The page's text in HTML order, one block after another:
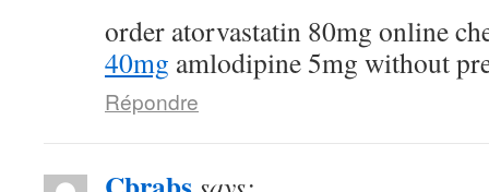
order atorvastatin 80mg online
40mg amlodipine 5mg without
Répondre